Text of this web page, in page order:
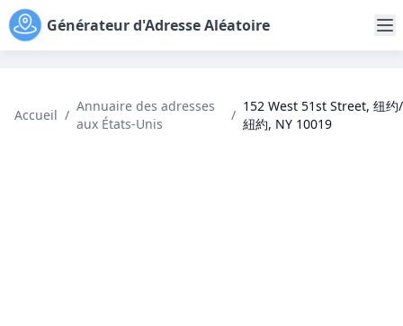
Générateur d'Adresse Aléatoire
Accueil /
Annuaire des adresses
aux États-Unis
/
152 West 51st Street, 纽约/
紐約, NY 10019